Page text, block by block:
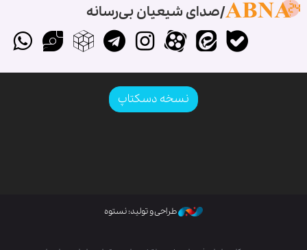
صدای شیعیان بی‌رسانه
نسخه دسکتاپ
طراحی و تولید: نستوه